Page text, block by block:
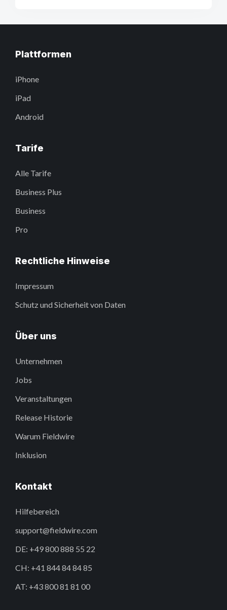
Plattformen
iPhone
iPad
Android
Tarife
Alle Tarife
Business Plus
Business
Pro
Rechtliche Hinweise
Impressum
Schutz und Sicherheit von Daten
Über uns
Unternehmen
Jobs
Veranstaltungen
Release Historie
Warum Fieldwire
Inklusion
Kontakt
Hilfebereich
support@fieldwire.com
DE: +49 800 888 55 22
CH: +41 844 84 84 85
AT: +43 800 81 81 00